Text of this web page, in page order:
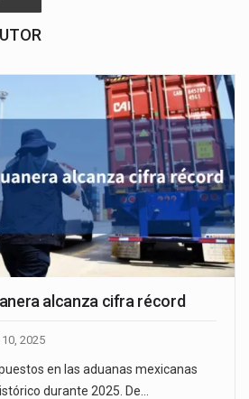
alcanza cifra récord
2025
en las aduanas mexicanas
durante 2025. De…